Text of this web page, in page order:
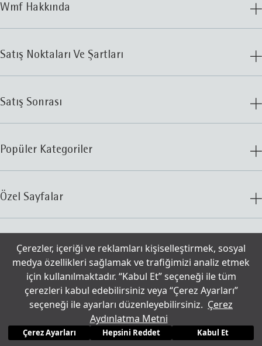
Çerezler, içeriği ve reklamları kişiselleştirmek, sosyal
medya özellikleri sağlamak ve trafiğimizi analiz etmek
için kullanılmaktadır. “Kabul Et” seçeneği ile tüm
çerezleri kabul edebilirsiniz veya “Çerez Ayarları”
seçeneği ile ayarları düzenleyebilirsiniz. Çerez
Aydınlatma Metni
Çerez Ayarları Hepsini Reddet Kabul Et
Wmf Hakkında
Satış Noktaları Ve Şartları
Satış Sonrası
Popüler Kategoriler
Özel Sayfalar
İletişim
© 2025 WMF Çerezler
Aydınlatma Metni Kullanım Şartları
Yasal Uyarı
Sohbet çerez tercihleri